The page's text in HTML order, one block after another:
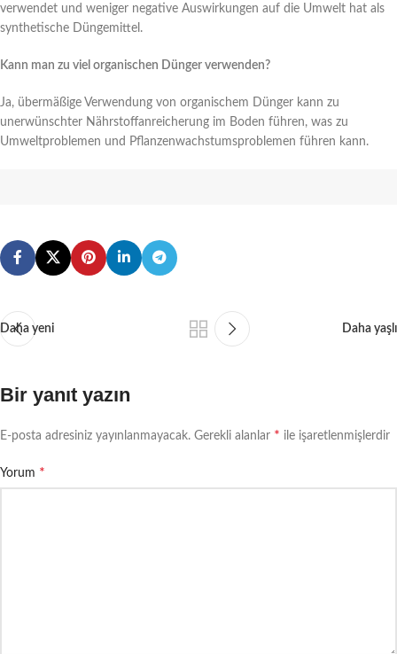
verwendet und weniger negative Auswirkungen auf die Umwelt hat als
synthetische Düngemittel.
Kann man zu viel organischen Dünger verwenden?
Ja, übermäßige Verwendung von organischem Dünger kann zu
unerwünschter Nährstoffanreicherung im Boden führen, was zu
Umweltproblemen und Pflanzenwachstumsproblemen führen kann.
Daha yeni Daha yaşlı
Bir yanıt yazın
E-posta adresiniz yayınlanmayacak. Gerekli alanlar * ile işaretlenmişlerdir
Yorum *